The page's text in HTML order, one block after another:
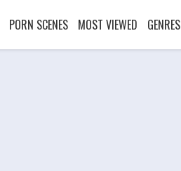
PORN SCENES MOST VIEWED GENRES